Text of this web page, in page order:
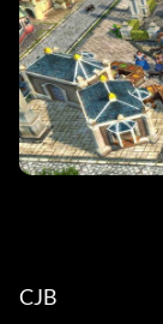
CJB